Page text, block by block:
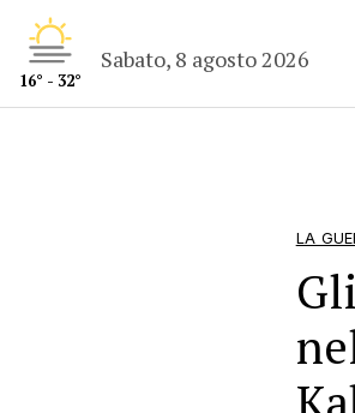
16° - 32°
Sabato, 8 agosto 2026
LA